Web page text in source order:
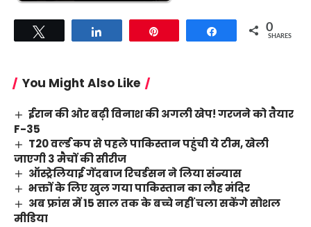
Share 0
SHARES
You Might Also Like
ईरान की ओर बढ़ी विनाश की अगली खेप! गरजने को तैयार
F-35
T20 वर्ल्ड कप से पहले पाकिस्तान पहुंची ये टीम, खेली
जाएगी 3 मैचों की सीरीज
ऑस्ट्रेलियाई गेंदबाज रिचर्डसन ने लिया संन्यास
भक्तों के लिए खुल गया पाकिस्तान का लौह मंदिर
अब फ्रांस में 15 साल तक के बच्चे नहीं चला सकेंगे सोशल
मीडिया